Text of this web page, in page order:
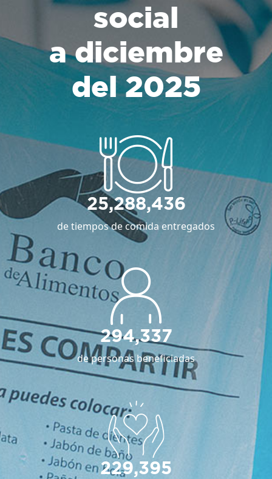
social
a diciembre
del 2025
25,288,436
de tiempos de comida entregados
294,337
de personas beneficiadas
229,395